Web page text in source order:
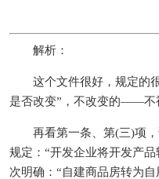
解析：
这个文件很好，规定的很
是否改变”，不改变的——不
再看第一条、第(三)项，
规定：“开发企业将开发产
次明确：“自建商品房转为自